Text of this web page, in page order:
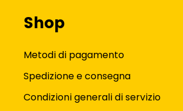
Shop
Metodi di pagamento
Spedizione e consegna
Condizioni generali di servizio